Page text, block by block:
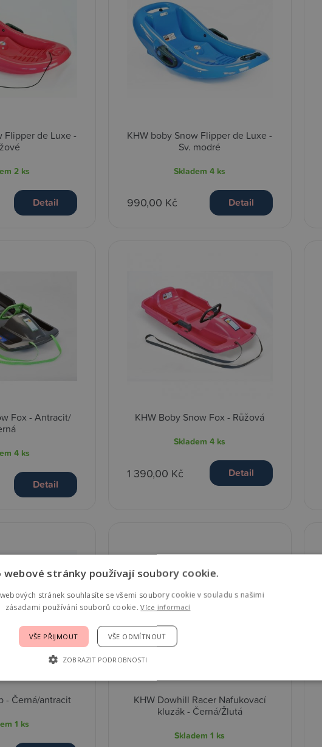
Flipper de Luxe -
2 ks
Detail
KHW boby Snow Flipper de Luxe -
Sv. modré
Skladem4 ks
990,00 Kč Detail
Fox - Antracit/
4 ks
Detail
KHW Boby Snow Fox - Růžová
Skladem4 ks
1 390,00 Kč Detail
- Černá/antracit
1 ks
KHW Dowhill Racer Nafukovací
kluzák - Černá/Žlutá
Skladem1 ks
webové stránky používají soubory cookie.
stránek souhlasíte se všemi soubory cookie v souladu s našimi
zásadami používání souborů cookie.Více informací
VŠE PŘIJMOUT VŠE ODMÍTNOUT
ZOBRAZIT PODROBNOSTI